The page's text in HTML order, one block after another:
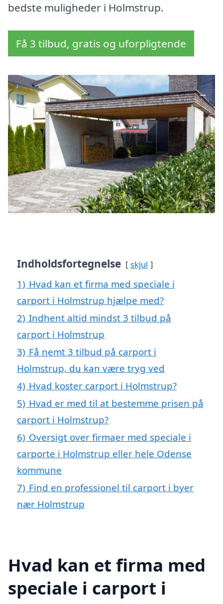
bedste muligheder i Holmstrup.
Få 3 tilbud, gratis og uforpligtende
Indholdsfortegnelse skjul
1) Hvad kan et firma med speciale i
carport i Holmstrup hjælpe med?
2) Indhent altid mindst 3 tilbud på
carport i Holmstrup
3) Få nemt 3 tilbud på carport i
Holmstrup, du kan være tryg ved
4) Hvad koster carport i Holmstrup?
5) Hvad er med til at bestemme prisen på
carport i Holmstrup?
6) Oversigt over firmaer med speciale i
carporte i Holmstrup eller hele Odense
kommune
7) Find en professionel til carport i byer
nær Holmstrup
Hvad kan et firma med
speciale i carport i